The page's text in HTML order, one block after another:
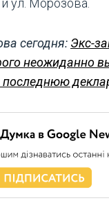
ул. Морозова.
сегодня: Экс-
неожиданно
последнюю